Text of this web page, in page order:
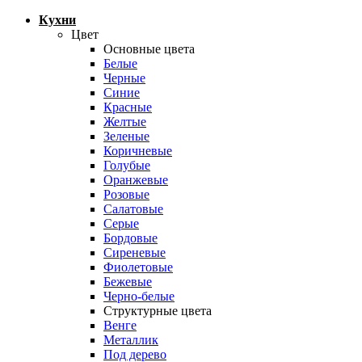
Кухни
Цвет
Основные цвета
Белые
Черные
Синие
Красные
Желтые
Зеленые
Коричневые
Голубые
Оранжевые
Розовые
Салатовые
Серые
Бордовые
Сиреневые
Фиолетовые
Бежевые
Черно-белые
Структурные цвета
Венге
Металлик
Под дерево